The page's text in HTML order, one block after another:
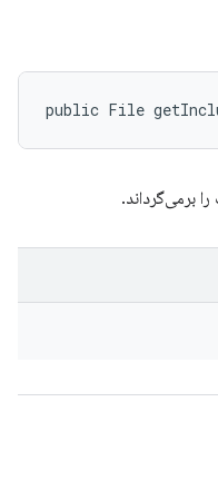
public File
برمی‌گرداند.